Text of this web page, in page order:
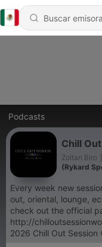
Podcasts
Chill
Zoltan Biro
(Rykard
Every week new
out, oriental, lounge,
check out the official
http://
2026 Chill Out